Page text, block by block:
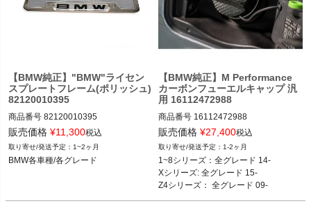
【BMW純正】"BMW"ライセン
スプレートフレーム(ポリッシュ)
82120010395
商品番号 82120010395
82120010395
※BMW USAの商品なので、多分Parts
WISEでは出ません。FCP EuroやECS
BMW各車種/各グレード
販売価格 ¥11,300税込
1~2ヶ月
BMW各車種/各グレード
【BMW純正】M Performance
カーボンフューエルキャップ 汎
用 16112472988
商品番号 16112472988
16112472988
1~8シリーズ：全グレード 14-
Xシリーズ: 全グレード 15-
Z4シリーズ： 全グレード 09-
販売価格 ¥27,400税込
1-2ヶ月
1~8シリーズ：全グレード 14-
Xシリーズ: 全グレード 15-
Z4シリーズ： 全グレード 09-